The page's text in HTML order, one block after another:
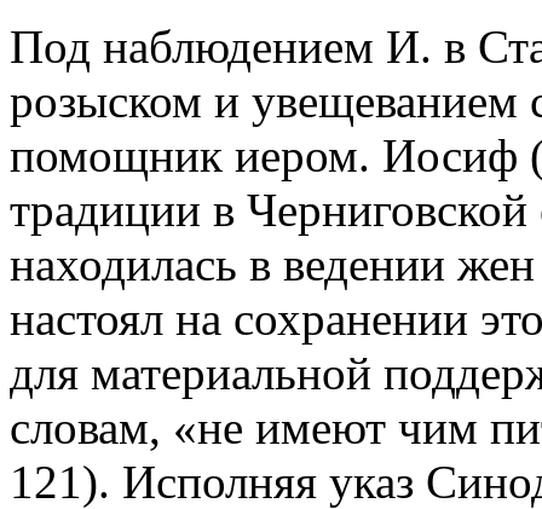
Под наблюдением И. в
розыском и увещеванием
помощник иером. Иосиф
традиции в
находилась в ведении
настоял на сохранении
для материальной
словам, «не имеют чим
121). Исполняя указ